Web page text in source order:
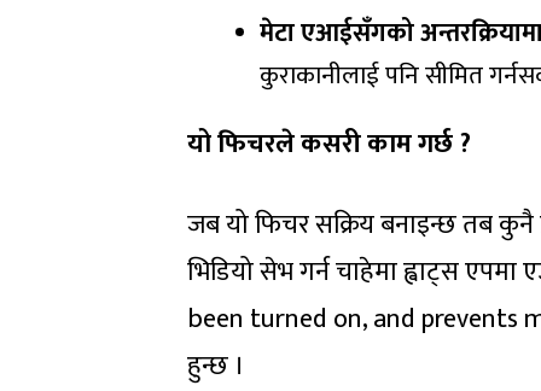
मेटा एआईसँगको
कुराकानीलाई पनि सीमित
यो फिचरले कसरी काम गर्छ ?
जब यो फिचर सक्रिय बनाइन्छ तब कुनै
भिडियो सेभ गर्न चाहेमा ह्वाट्स
been turned on, and prevents
हुन्छ ।